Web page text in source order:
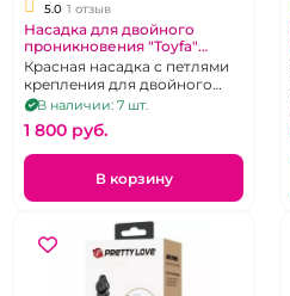
5.0 1 отзыв
Насадка для двойного
проникновения "Toyfa"
красная с петлями
крепления
Красная насадка с петлями
крепления для двойного
проникновения
В наличии: 7 шт.
1 800 pуб.
В корзину